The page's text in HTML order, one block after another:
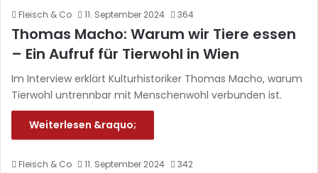
Fleisch & Co 11. September 2024 364
Thomas Macho: Warum wir Tiere essen
– Ein Aufruf für Tierwohl in Wien
Im Interview erklärt Kulturhistoriker Thomas Macho, warum
Tierwohl untrennbar mit Menschenwohl verbunden ist.
Weiterlesen &raquo;
Fleisch & Co 11. September 2024 342